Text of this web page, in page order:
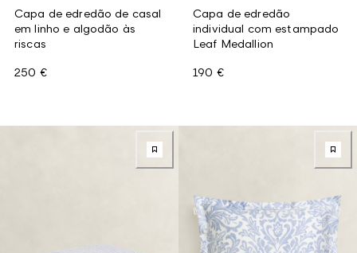
Capa de edredão de casal
em linho e algodão às
riscas
250 €
Capa de edredão
individual com estampado
Leaf Medallion
190 €